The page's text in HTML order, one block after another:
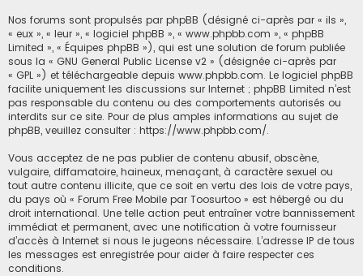
Nos forums sont propulsés par phpBB (désigné ci-après par « ils »,
« eux », « leur », « logiciel phpBB », « www.phpbb.com », « phpBB
Limited », « Équipes phpBB »), qui est une solution de forum publiée
sous la « GNU General Public License v2 » (désignée ci-après par
« GPL ») et téléchargeable depuis www.phpbb.com. Le logiciel phpBB
facilite uniquement les discussions sur Internet ; phpBB Limited n’est
pas responsable du contenu ou des comportements autorisés ou
interdits sur ce site. Pour de plus amples informations au sujet de
phpBB, veuillez consulter : https://www.phpbb.com/.
Vous acceptez de ne pas publier de contenu abusif, obscène,
vulgaire, diffamatoire, haineux, menaçant, à caractère sexuel ou
tout autre contenu illicite, que ce soit en vertu des lois de votre pays,
du pays où « Forum Free Mobile par Toosurtoo » est hébergé ou du
droit international. Une telle action peut entraîner votre bannissement
immédiat et permanent, avec une notification à votre fournisseur
d’accès à Internet si nous le jugeons nécessaire. L’adresse IP de tous
les messages est enregistrée pour aider à faire respecter ces
conditions.